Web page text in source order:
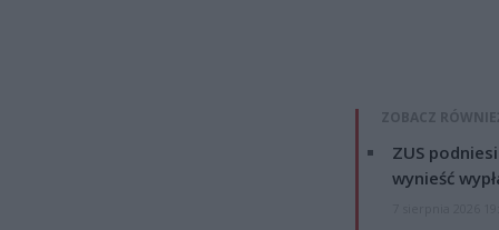
ZOBACZ
ZUS
wynieść